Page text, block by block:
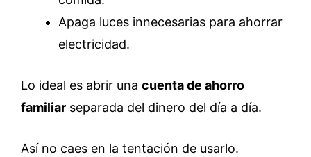
Apaga luces innecesarias para ahorrar
electricidad.
Lo ideal es abrir una cuenta de ahorro
familiar separada del dinero del día a día.
Así no caes en la tentación de usarlo.